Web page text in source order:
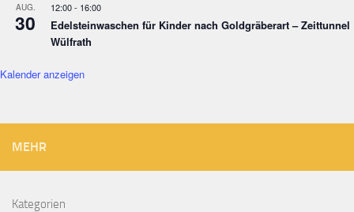
AUG.
30
12:00- 16:00
Edelsteinwaschen für Kinder nach Goldgräberart – Zeittunnel
Wülfrath
Kalender anzeigen
MEHR
Kategorien